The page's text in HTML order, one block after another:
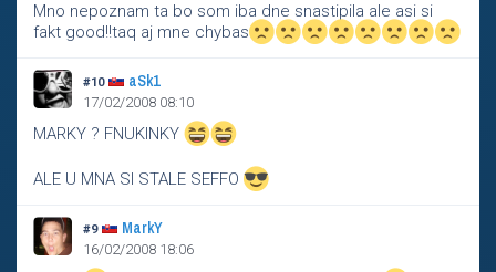
Mno nepoznam ta bo som iba dne snastipila ale asi si
fakt good!!taq aj mne chybas
#10 aSk1
17/02/2008 08:10
MARKY ? FNUKINKY
ALE U MNA SI STALE SEFFO
#9 MarkY
16/02/2008 18:06